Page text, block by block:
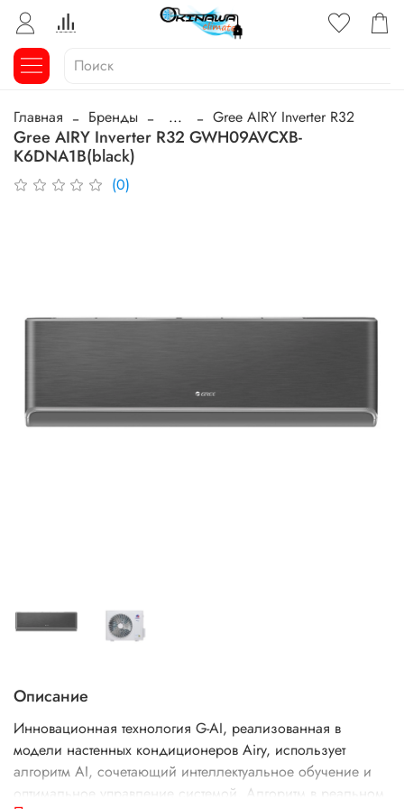
Главная Бренды ... Gree AIRY Inverter R32
Gree AIRY Inverter R32 GWH09AVCXB-
K6DNA1B(black)
(0)
Описание
Инновационная технология G-AI, реализованная в
модели настенных кондиционеров Airy, использует
алгоритм AI, сочетающий интеллектуальное обучение и
оптимальное управление системой. Алгоритм в реальном